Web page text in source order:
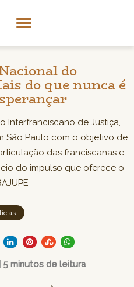
do
do que nunca é
Interfranciscano de Justiça,
São Paulo com o objetivo de
das franciscanas e
do impulso que oferece o
| 5 minutos de leitura